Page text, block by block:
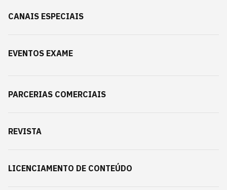
CANAIS ESPECIAIS
EVENTOS EXAME
PARCERIAS COMERCIAIS
REVISTA
LICENCIAMENTO DE CONTEÚDO